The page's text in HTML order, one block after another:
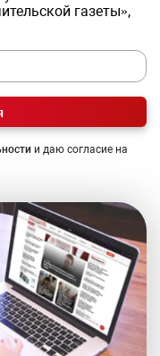
газеты»,
и даю согласие на